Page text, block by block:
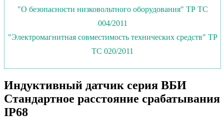
"О безопасности низковольтного оборудования" ТР ТС
004/2011
"Электромагнитная совместимость технических средств" ТР
ТС 020/2011
Индуктивный датчик серия ВБИ
Стандартное расстояние срабатывания
IP68